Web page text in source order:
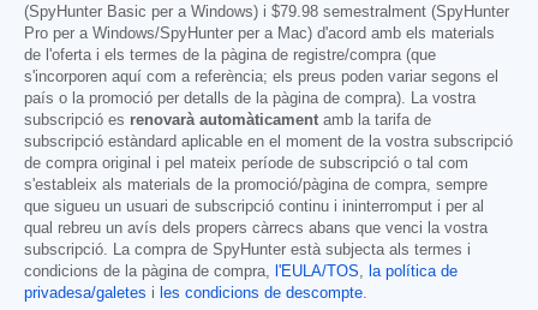
(SpyHunter Basic per a Windows) i $79.98 semestralment (SpyHunter
Pro per a Windows/SpyHunter per a Mac) d'acord amb els materials
de l'oferta i els termes de la pàgina de registre/compra (que
s'incorporen aquí com a referència; els preus poden variar segons el
país o la promoció per detalls de la pàgina de compra). La vostra
subscripció es renovarà automàticament amb la tarifa de
subscripció estàndard aplicable en el moment de la vostra subscripció
de compra original i pel mateix període de subscripció o tal com
s'estableix als materials de la promoció/pàgina de compra, sempre
que sigueu un usuari de subscripció continu i ininterromput i per al
qual rebreu un avís dels propers càrrecs abans que venci la vostra
subscripció. La compra de SpyHunter està subjecta als termes i
condicions de la pàgina de compra, l'EULA/TOS, la política de
privadesa/galetes i les condicions de descompte.